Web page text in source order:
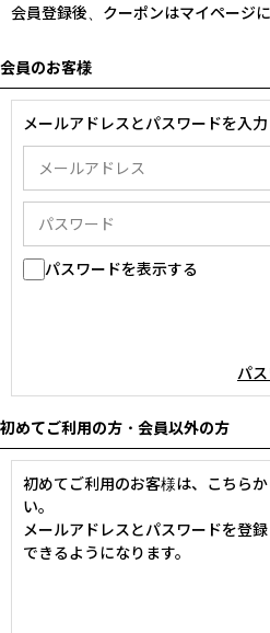
会員登録後、クーポンはマイページ
会員のお客様
メールアドレスとパスワードを入
パスワードを表示する
パ
初めてご利用の方・会員以外の方
初めてご利用のお客様は、こちら
い。
メールアドレスとパスワードを登
できるようになります。